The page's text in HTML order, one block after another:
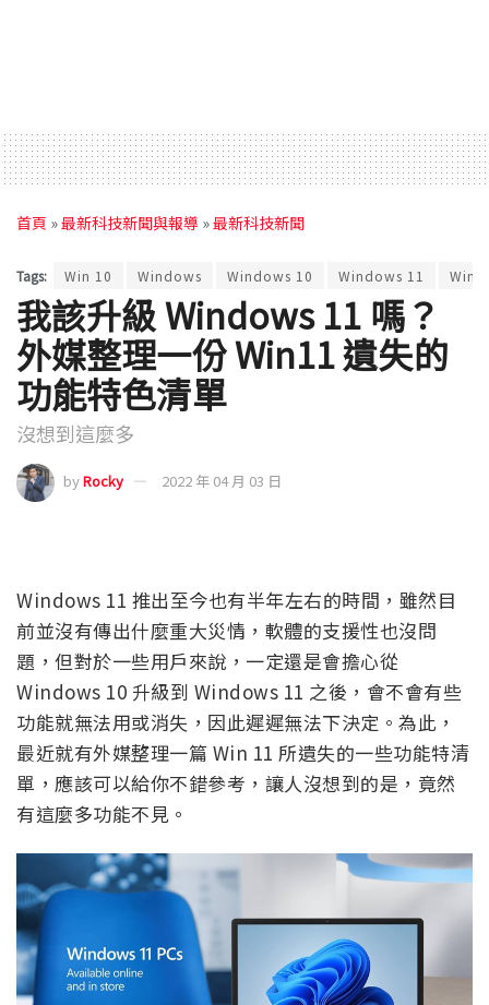
首頁 »最新科技新聞與報導 »最新科技新聞
Tags: Win 10 Windows Windows 10 Windows 11
我該升級 Windows 11 嗎？
外媒整理一份 Win11 遺失的
功能特色清單
沒想到這麼多
byRocky 2022 年 04 月 03 日
Windows 11 推出至今也有半年左右的時間，雖然目
前並沒有傳出什麼重大災情，軟體的支援性也沒問
題，但對於一些用戶來說，一定還是會擔心從
Windows 10 升級到 Windows 11 之後，會不會有些
功能就無法用或消失，因此遲遲無法下決定。為此，
最近就有外媒整理一篇 Win 11 所遺失的一些功能特清
單，應該可以給你不錯參考，讓人沒想到的是，竟然
有這麼多功能不見。